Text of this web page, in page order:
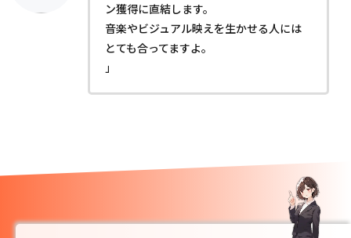
ン獲得に直結します。
音楽やビジュアル映えを生かせる人には
とても合ってますよ。
」